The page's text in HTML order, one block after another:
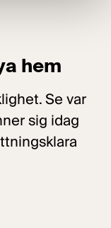
hem
Se var
sig idag